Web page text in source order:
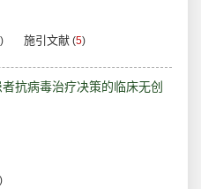
) 施引文献 (5)
抗病毒治疗决策的临床无创
)